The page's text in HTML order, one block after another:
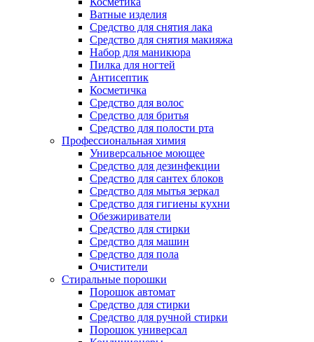
Ватные изделия
Средство для снятия лака
Средство для снятия макияжа
Набор для маникюра
Пилка для ногтей
Антисептик
Косметичка
Средство для волос
Средство для бритья
Средство для полости рта
Профессиональная химия
Универсальное моющее
Средство для дезинфекции
Средство для сантех блоков
Средство для мытья зеркал
Средство для гигиены кухни
Обезжириватели
Средство для стирки
Средство для машин
Средство для пола
Очистители
Стиральные порошки
Порошок автомат
Средство для стирки
Средство для ручной стирки
Порошок универсал